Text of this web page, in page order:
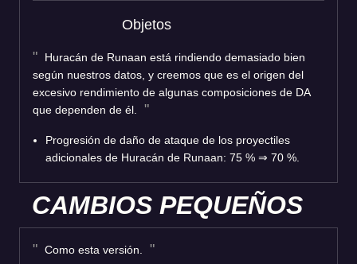
Objetos
Huracán de Runaan está rindiendo demasiado bien
según nuestros datos, y creemos que es el origen del
excesivo rendimiento de algunas composiciones de DA
que dependen de él.
Progresión de daño de ataque de los proyectiles
adicionales de Huracán de Runaan: 75 % ⇒ 70 %.
CAMBIOS PEQUEÑOS
Como esta versión.